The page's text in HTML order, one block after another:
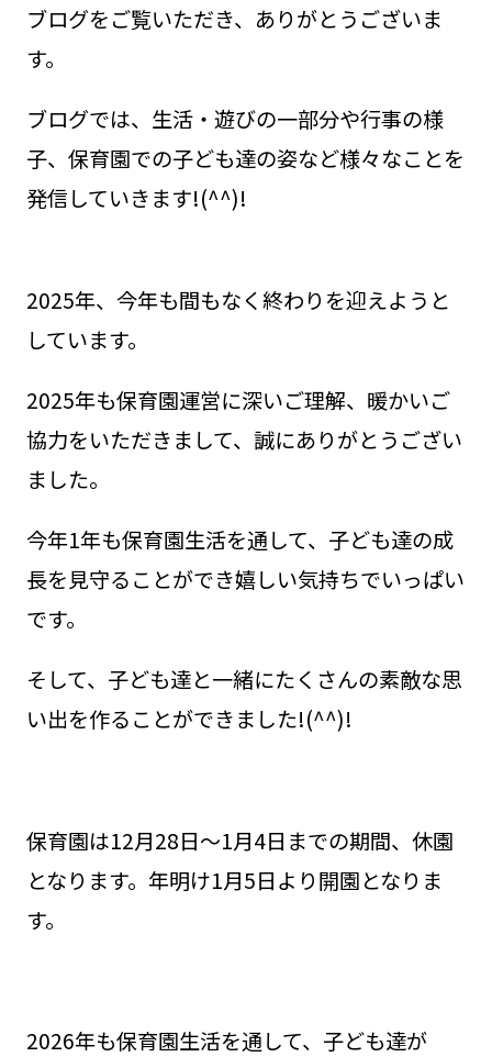
ブログをご覧いただき、ありがとうございま
す。
ブログでは、生活・遊びの一部分や行事の様
子、保育園での子ども達の姿など様々なことを
発信していきます!(^^)!
2025年、今年も間もなく終わりを迎えようと
しています。
2025年も保育園運営に深いご理解、暖かいご
協力をいただきまして、誠にありがとうござい
ました。
今年1年も保育園生活を通して、子ども達の成
長を見守ることができ嬉しい気持ちでいっぱい
です。
そして、子ども達と一緒にたくさんの素敵な思
い出を作ることができました!(^^)!
保育園は12月28日～1月4日までの期間、休園
となります。年明け1月5日より開園となりま
す。
2026年も保育園生活を通して、子ども達が